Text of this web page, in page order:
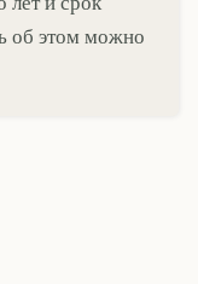
об этом можно